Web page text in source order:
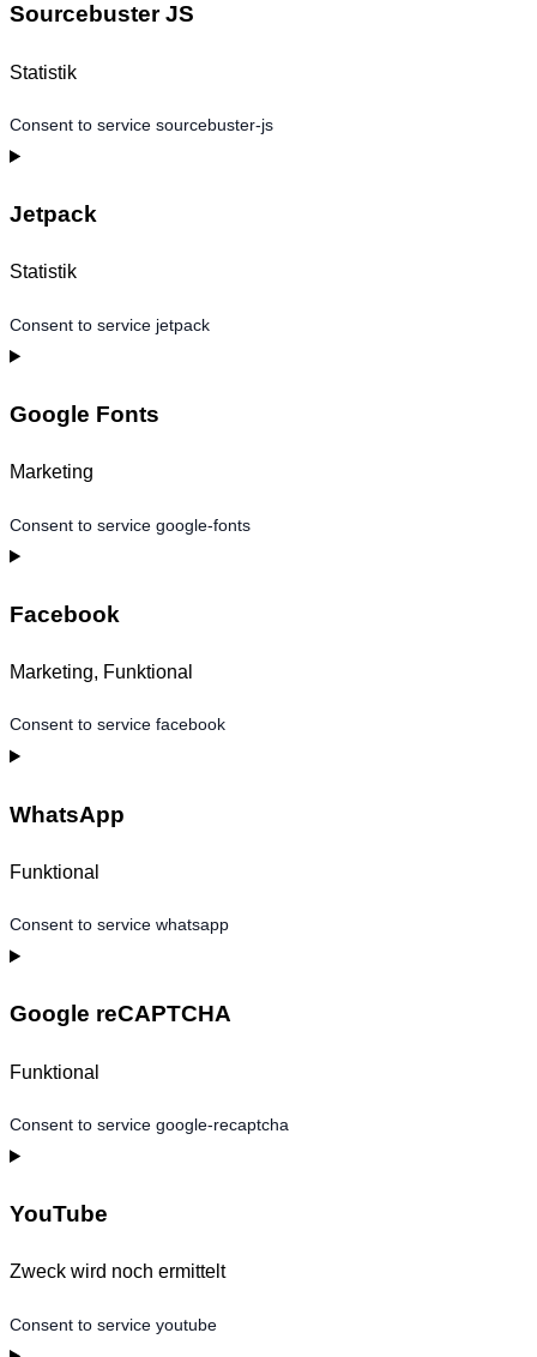
Sourcebuster JS
Statistik
Consent to service sourcebuster-js
Jetpack
Statistik
Consent to service jetpack
Google Fonts
Marketing
Consent to service google-fonts
Facebook
Marketing, Funktional
Consent to service facebook
WhatsApp
Funktional
Consent to service whatsapp
Google reCAPTCHA
Funktional
Consent to service google-recaptcha
YouTube
Zweck wird noch ermittelt
Consent to service youtube